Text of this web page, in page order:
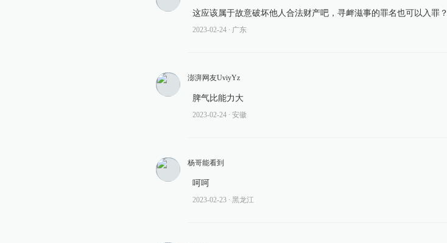
这应该属于故意破坏他人合法财产吧，寻衅滋事的罪名也可以入罪？
2023-02-24 ∙ 广东
澎湃网友UviyYz
脾气比能力大
2023-02-24 ∙ 安徽
杨哥能看到
呵呵
2023-02-23 ∙ 黑龙江